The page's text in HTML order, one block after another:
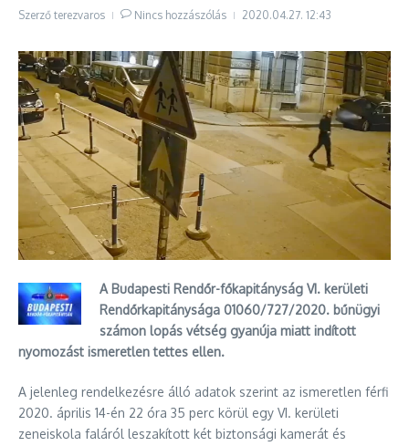
Szerző terezvaros Nincs hozzászólás 2020.04.27. 12:43
A Budapesti Rendőr-főkapitányság VI. kerületi
Rendőrkapitánysága 01060/727/2020. bűnügyi
számon lopás vétség gyanúja miatt indított
nyomozást ismeretlen tettes ellen.
A jelenleg rendelkezésre álló adatok szerint az ismeretlen férfi
2020. április 14-én 22 óra 35 perc körül egy VI. kerületi
zeneiskola faláról leszakított két biztonsági kamerát és